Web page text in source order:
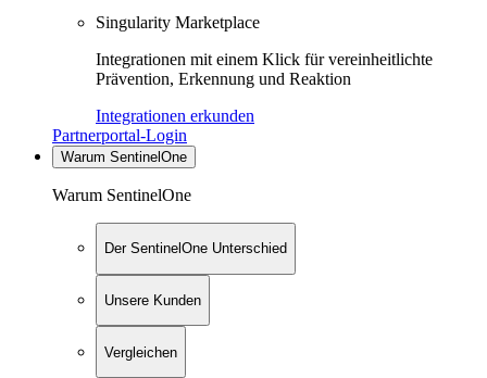
Singularity Marketplace
Integrationen mit einem Klick für vereinheitlichte
Prävention, Erkennung und Reaktion
Integrationen erkunden
Partnerportal-Login
Warum SentinelOne
Warum SentinelOne
Der SentinelOne Unterschied
Unsere Kunden
Vergleichen